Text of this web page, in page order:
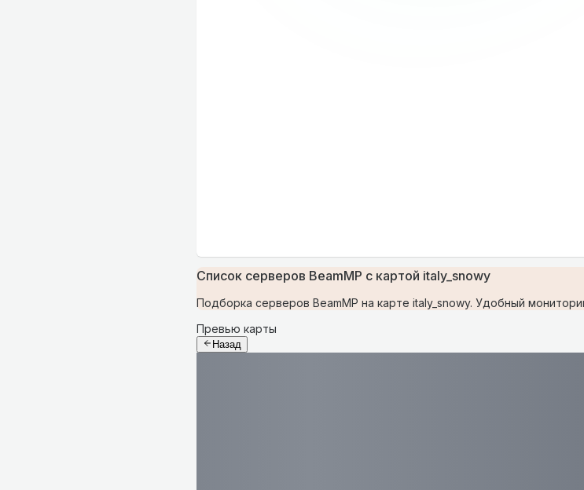
Список серверов BeamMP с картой italy_snowy
Подборка серверов BeamMP на карте italy_snowy. Удобный
Превью карты
Назад